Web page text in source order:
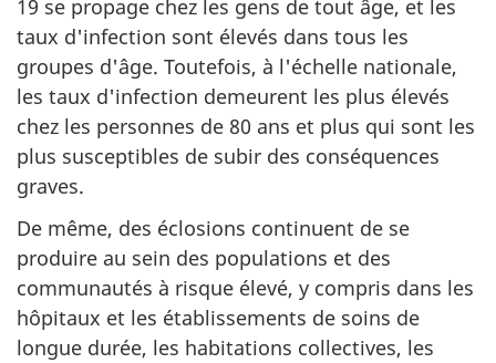
19 se propage chez les gens de tout âge, et les
taux d'infection sont élevés dans tous les
groupes d'âge. Toutefois, à l'échelle nationale,
les taux d'infection demeurent les plus élevés
chez les personnes de 80 ans et plus qui sont les
plus susceptibles de subir des conséquences
graves.
De même, des éclosions continuent de se
produire au sein des populations et des
communautés à risque élevé, y compris dans les
hôpitaux et les établissements de soins de
longue durée, les habitations collectives, les